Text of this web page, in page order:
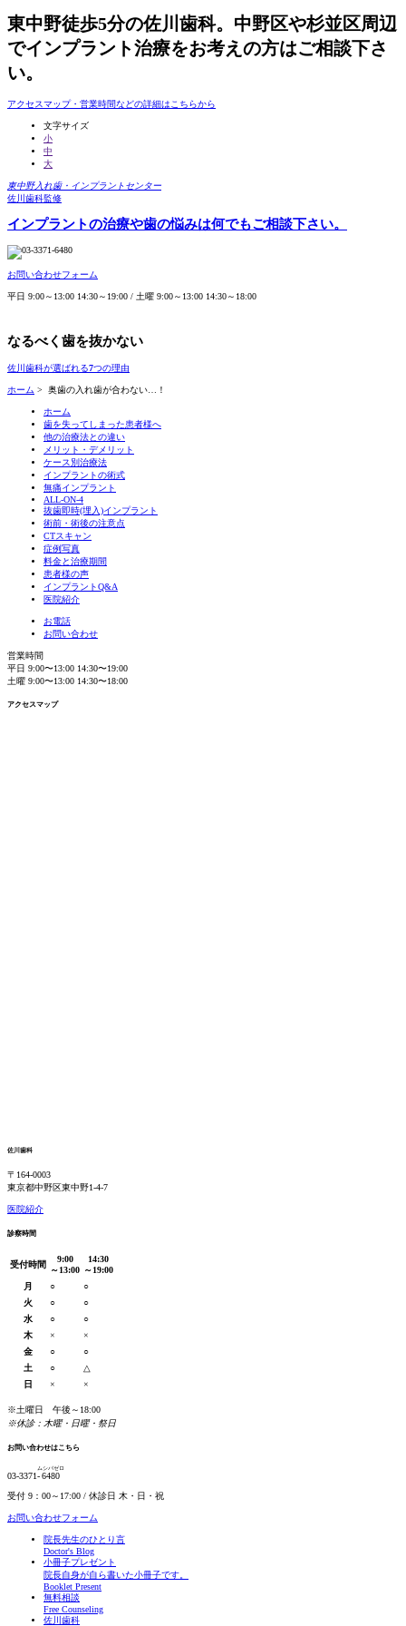
東中野徒歩5分の佐川歯科。 中野区や杉並区周辺
でインプラント治療をお考えの方はご相談下さ
い。
アクセスマップ・営業時間などの詳細はこちらから
文字サイズ
小
中
大
東中野入れ歯・インプラントセンター
佐川歯科監修
インプラントの治療や歯の悩みは何でもご相談下さい。
お問い合わせフォーム
平日 9:00～13:00 14:30～19:00 / 土曜 9:00～13:00 14:30～18:00
なるべく歯を抜かない
佐川歯科が選ばれる7つの理由
ホーム > 奥歯の入れ歯が合わない…！
ホーム
歯を失ってしまった患者様へ
他の治療法との違い
メリット・デメリット
ケース別治療法
インプラントの術式
無痛インプラント
ALL-ON-4
抜歯即時(埋入)インプラント
術前・術後の注意点
CTスキャン
症例写真
料金と治療期間
患者様の声
インプラントQ&A
医院紹介
お電話
お問い合わせ
営業時間
平日 9:00〜13:00 14:30〜19:00
土曜 9:00〜13:00 14:30〜18:00
アクセスマップ
佐川歯科
〒164-0003
東京都中野区東中野1-4-7
医院紹介
診察時間
受付時間
9:00
～13:00
14:30
～19:00
月
○
○
火
○
○
水
○
○
木
×
×
金
○
○
土
○
△
日
× ×
※土曜日 午後～18:00
※休診：木曜・日曜・祭日
お問い合わせはこちら
03-3371-6480
ムシバゼロ
受付 9：00～17:00 / 休診日 木・日・祝
お問い合わせフォーム
院長先生のひとり言
Doctor's Blog
小冊子プレゼント
院長自身が自ら書いた小冊子です。
Booklet Present
無料相談
Free Counseling
佐川歯科